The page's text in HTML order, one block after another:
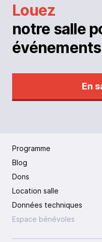
Louez
notre salle
événements
En
Programme
Blog
Dons
Location salle
Données techniques
Espace bénévoles